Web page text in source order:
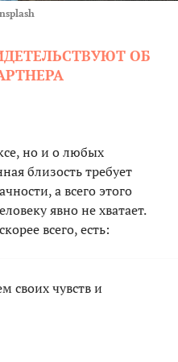
ОБ
но и о любых
близость требует
а всего этого
явно не хватает.
всего, есть:
своих чувств и